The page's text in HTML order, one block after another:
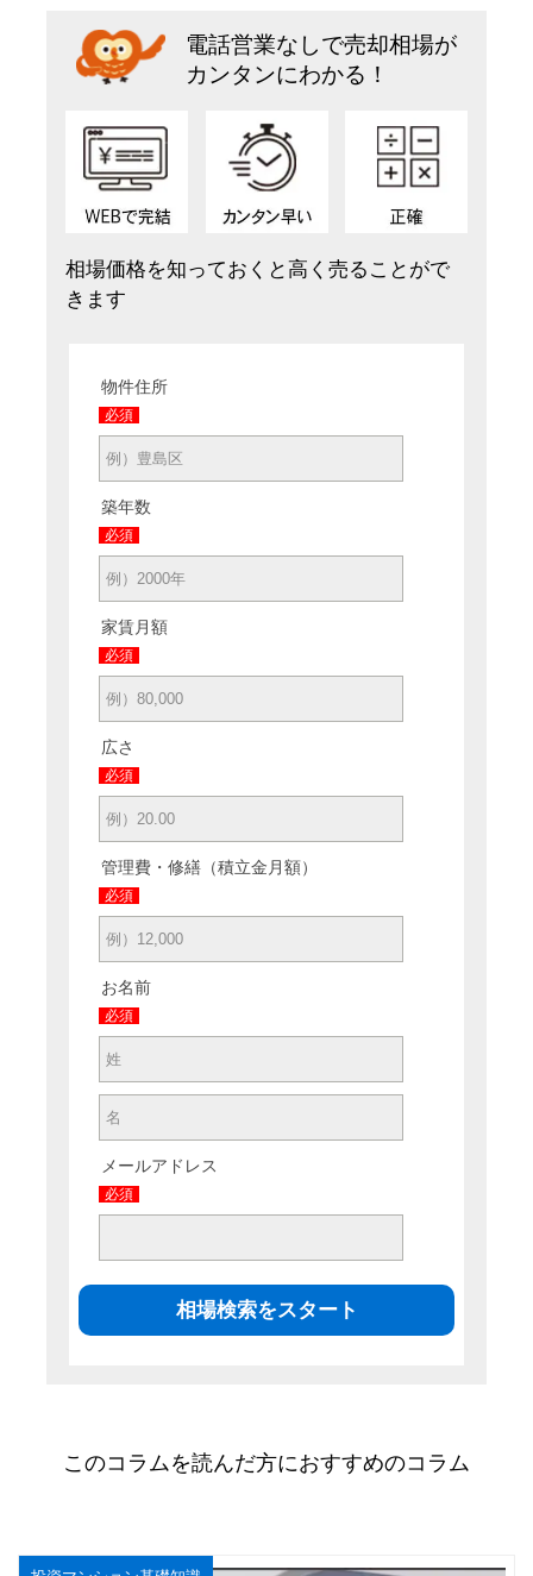
電話営業なしで売却相場が
カンタンにわかる！
相場価格を知っておくと高く売ることがで
きます
物件住所
必須
築年数
必須
家賃月額
必須
広さ
必須
管理費・修繕（積立金月額）
必須
お名前
必須
メールアドレス
必須
このコラムを読んだ方におすすめのコラム